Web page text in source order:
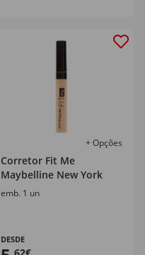
+ Opções
Corretor Fit Me
Maybelline New York
emb. 1 un
DESDE